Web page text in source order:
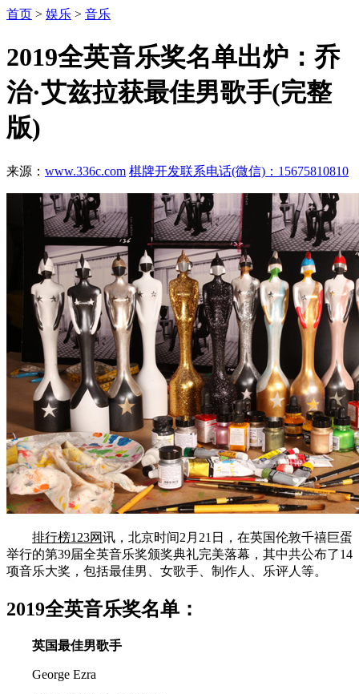
首页 > 娱乐 > 音乐
2019全英音乐奖名单出炉：乔
治·艾兹拉获最佳男歌手(完整
版)
来源： www.336c.com 棋牌开发联系电话(微信)：15675810810
排行榜123网讯，北京时间2月21日，在英国伦敦千禧巨蛋
举行的第39届全英音乐奖颁奖典礼完美落幕，其中共公布了14
项音乐大奖，包括最佳男、女歌手、制作人、乐评人等。
2019全英音乐奖名单：
英国最佳男歌手
George Ezra